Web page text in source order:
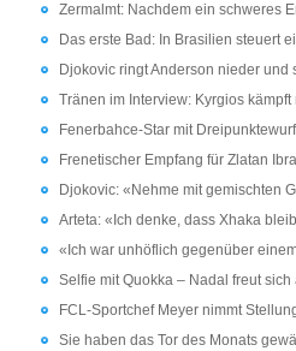
Zermalmt: Nachdem ein schweres
Das erste Bad: In Brasilien steuert
Djokovic ringt Anderson nieder und
Tränen im Interview: Kyrgios
Fenerbahce-Star mit
Frenetischer Empfang für Zlatan
Djokovic: «Nehme mit gemischten
Arteta: «Ich denke, dass Xhaka
«Ich war unhöflich gegenüber
Selfie mit Quokka – Nadal freut sich
FCL-Sportchef Meyer nimmt
Sie haben das Tor des Monats